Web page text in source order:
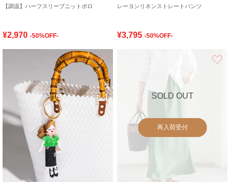
【調温】ハーフスリーブニットポロ
¥2,970 -50%OFF-
レーヨンリネンストレートパンツ
¥3,795 -50%OFF-
SOLD OUT
再入荷受付